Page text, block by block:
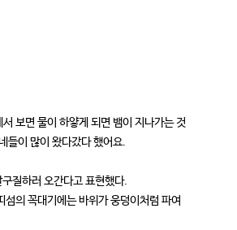
보면 물이 하얗게 되면 뱀이 지나가는 것
들이 많이 왔다갔다 했어요.
질하러 오간다고 표현했다.
의 꼭대기에는 바위가 웅덩이처럼 파여